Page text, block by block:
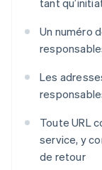
tant
Un numéro
Les
Toute URL
service, y
de retour
Allemagne